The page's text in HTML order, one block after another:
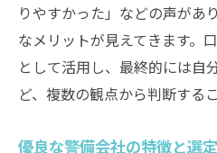
りやすかった」などの声があ
なメリットが見えてきます。
として活用し、最終的には自
ど、複数の観点から判断する
優良な警備会社の特徴と選